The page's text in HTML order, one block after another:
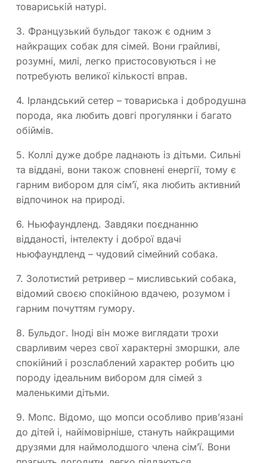
товариській натурі.
3. Французький бульдог також є одним з
найкращих собак для сімей. Вони грайливі,
розумні, милі, легко пристосовуються і не
потребують великої кількості вправ.
4. Ірландський сетер – товариська і добродушна
порода, яка любить довгі прогулянки і багато
обіймів.
5. Коллі дуже добре ладнають із дітьми. Сильні
та віддані, вони також сповнені енергії, тому є
гарним вибором для сім’ї, яка любить активний
відпочинок на природі.
6. Ньюфаундленд. Завдяки поєднанню
відданості, інтелекту і доброї вдачі
ньюфаундленд – чудовий сімейний собака.
7. Золотистий ретривер – мисливський собака,
відомий своєю спокійною вдачею, розумом і
гарним почуттям гумору.
8. Бульдог. Іноді він може виглядати трохи
сварливим через свої характерні зморшки, але
спокійний і розслаблений характер робить цю
породу ідеальним вибором для сімей з
маленькими дітьми.
9. Мопс. Відомо, що мопси особливо прив’язані
до дітей і, найімовірніше, стануть найкращими
друзями для наймолодшого члена сім’ї. Вони